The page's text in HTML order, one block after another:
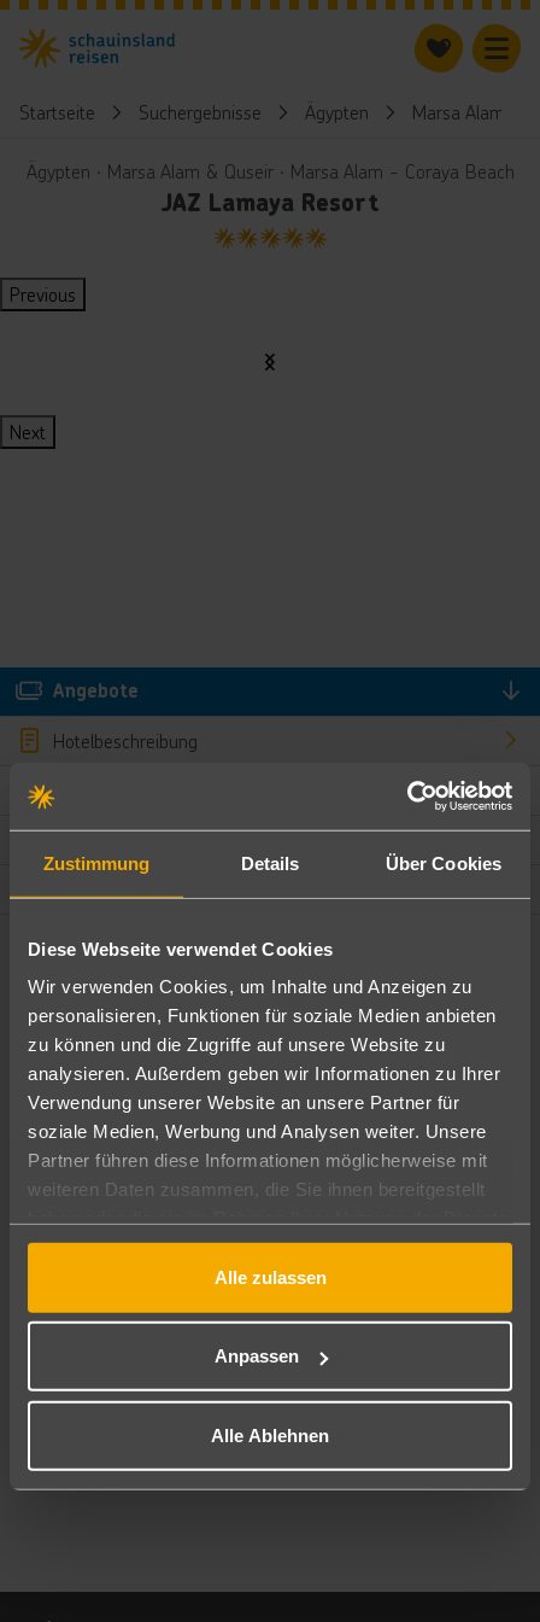
Zustimmung Details Über Cookies
Diese Webseite verwendet Cookies
Wir verwenden Cookies, um Inhalte und Anzeigen zu
personalisieren, Funktionen für soziale Medien anbieten
zu können und die Zugriffe auf unsere Website zu
analysieren. Außerdem geben wir Informationen zu Ihrer
Verwendung unserer Website an unsere Partner für
soziale Medien, Werbung und Analysen weiter. Unsere
Partner führen diese Informationen möglicherweise mit
weiteren Daten zusammen, die Sie ihnen bereitgestellt
gesammelt haben.
Alle zulassen
Anpassen
Alle Ablehnen
Startseite Suchergebnisse Ägypten Marsa Alam &
Ägypten ∙ Marsa Alam & Quseir ∙ Marsa Alam - Coraya Beach
JAZ Lamaya Resort
5
Previous
Next
Angebote
Hotelbeschreibung
Bewertungen
Ändere die Kriterien nach deinen Wünschen
Pauschal Nur Hotel
Abflughafen
Alle Abflughäfen
09.08.26–07.08.27 7-21 Nächte
Mehr Filter anzeigen